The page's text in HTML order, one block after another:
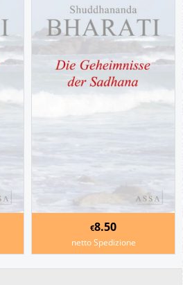
€8.50
netto Spedizione